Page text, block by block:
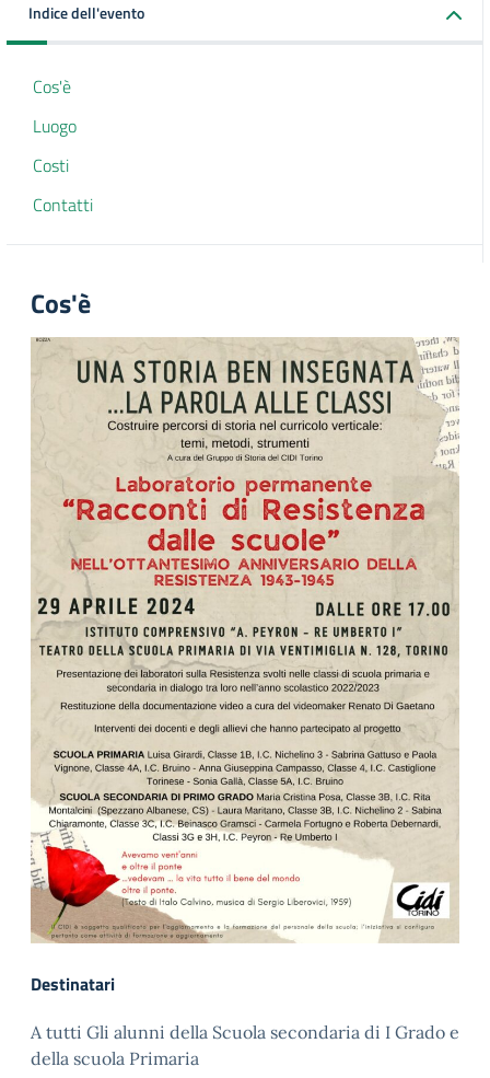
Indice dell'evento
Cos'è
Luogo
Costi
Contatti
Cos'è
Destinatari
A tutti Gli alunni della Scuola secondaria di I Grado e
della scuola Primaria